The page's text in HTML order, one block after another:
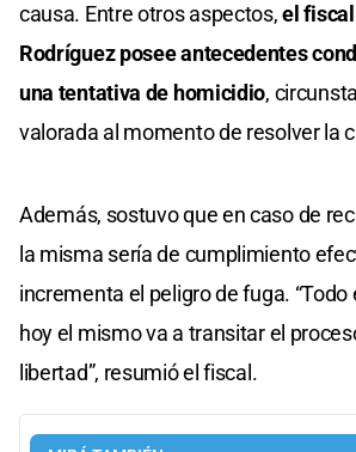
causa. Entre otros aspectos,el
Rodríguez posee antecedentes
una tentativa de homicidio,
valorada al momento de resolver la
Además, sostuvo que en caso de
la misma sería de cumplimiento
incrementa el peligro de fuga. “Todo
hoy el mismo va a transitar el
libertad”, resumió el fiscal.